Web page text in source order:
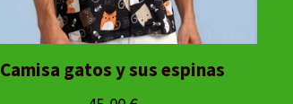
Camisa gatos y sus espinas